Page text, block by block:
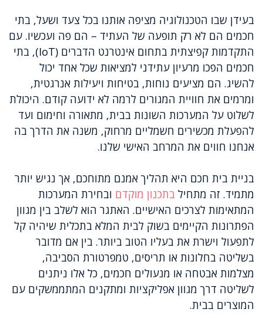
בעידן שבו הטכנולוגיה מציפה אותנו בכל צעד ושעל, בתי
חכמים הם לא רק תופעה של העתיד – הם פה ועכשיו. עם
התקדמות קפיצתית בתחום אינטרנט הדברים (IoT), בתי
חכמים הפכו מרעיון עתידני למציאות שכל אחד יכול
להשיג. הם מציעים נוחות, בטיחות ויעילות אנרגטית,
ומרמים את חוויית המגורים לרמה לא ידועה קודם. היכולת
לשלוט על המערכות השונות בבית, מתאורה וחימום ועד
להפעלת מכשירים חשמליים מרחוק, משנה את הדרך בה
אנחנו חווים את המרחב האישי שלנו.
בניית בית חכם היא תהליך אמנם מתוחכם, אך נגיש יותר
מתמיד. זה מתחיל בתכנון מוקדם ובחירת המערכות
המתאימות לצרכים האישיים. האתגר הוא לשלב בין מגוון
הפתרונות הקיימים בשוק לבית המלא בתכלית שיהיה קל
לתפעול וישרת את בעליו הטוב ביותר. בין אם מדובר
בשליטה בחלונות או תריסים, טמפרטורת הסביבה,
מצלמות אבטחה או מנעולים חכמים, כל אלו ניתנים
לשליטה דרך מגוון אפליקציות ומתקנים המתממשקים עם
המוצרים בבית.